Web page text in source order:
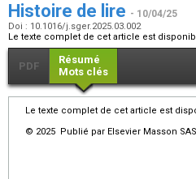
Histoire de lire - 10/04/25
Doi : 10.1016/j.sger.2025.03.002
Le texte complet de cet article est
PDF
Résumé
Mots clés
Le texte complet de cet article est
© 2025 Publié par Elsevier Masson